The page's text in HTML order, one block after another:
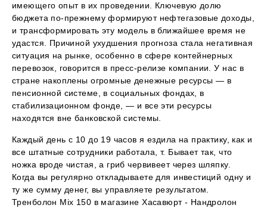
имеющего опыт в их проведении. Ключевую долю
бюджета по-прежнему формируют нефтегазовые доходы,
и трансформировать эту модель в ближайшее время не
удастся. Причиной ухудшения прогноза стала негативная
ситуация на рынке, особенно в сфере контейнерных
перевозок, говорится в пресс-релизе компании. У нас в
стране накоплены огромные денежные ресурсы — в
пенсионной системе, в социальных фондах, в
стабилизационном фонде, — и все эти ресурсы
находятся вне банковской системы.
Каждый день с 10 до 19 часов я ездила на практику, как и
все штатные сотрудники работала, т. Бывает так, что
ножка вроде чистая, а гриб червивеет через шляпку.
Когда вы регулярно откладываете для инвестиций одну и
ту же сумму денег, вы управляете результатом.
Тренболон Mix 150 в магазине Хасавюрт - Нандролон